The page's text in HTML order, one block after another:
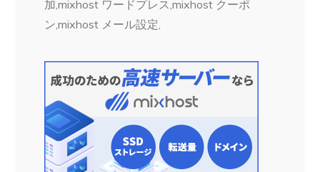
加,mixhost ワードプレス,mixhost クーポ
ン,mixhost メール設定,